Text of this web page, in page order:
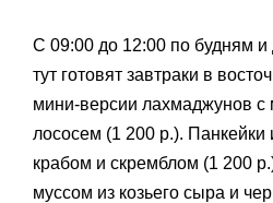
С 09:00 до 12:00 по будням
тут готовят завтраки в
мини-версии лахмаджунов с
лососем (1 200 р.).
крабом и скремблом (1 200
муссом из козьего сыра и